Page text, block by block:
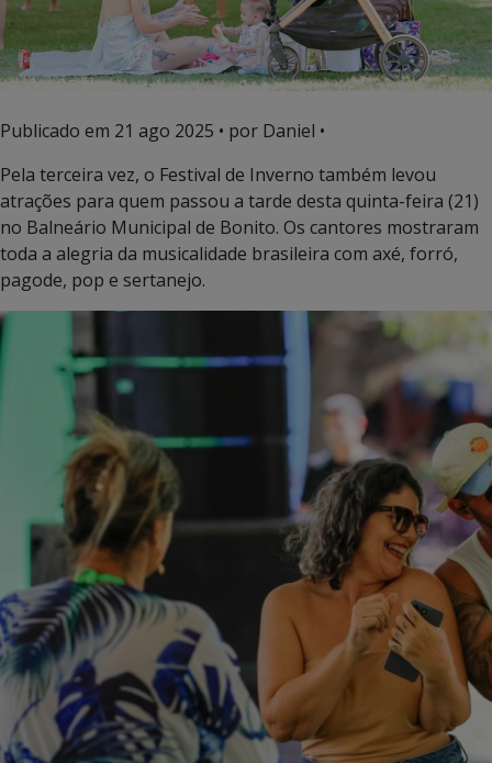
Publicado em 21 ago 2025 • por Daniel •
Pela terceira vez, o Festival de Inverno também levou
atrações para quem passou a tarde desta quinta-feira (21)
no Balneário Municipal de Bonito. Os cantores mostraram
toda a alegria da musicalidade brasileira com axé, forró,
pagode, pop e sertanejo.